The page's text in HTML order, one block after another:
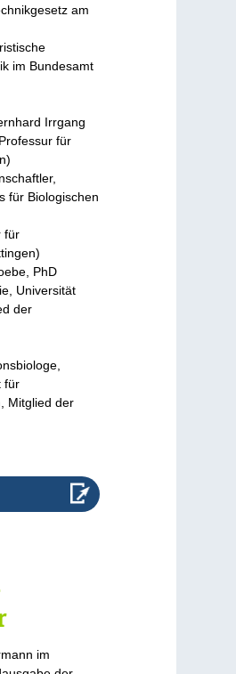
am
im Bundesamt
Irrgang
für
für Biologischen
für
PhD
Universität
der
für
Mitglied der
im